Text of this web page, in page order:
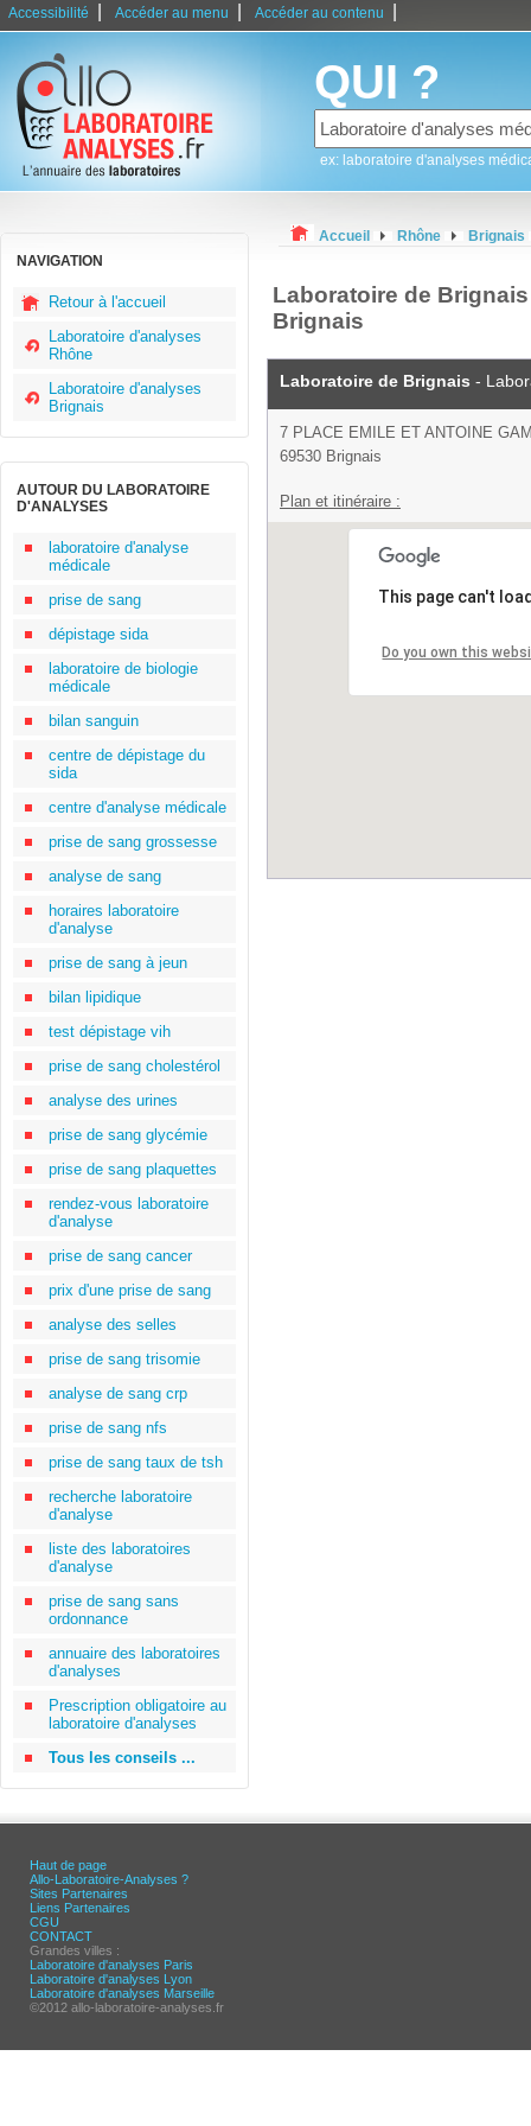
Accessibilité Accéder au menu Accéder au contenu
QUI ?
ex: laboratoire d'analyses
NAVIGATION
Retour à l'accueil
Laboratoire d'analyses
Rhône
Laboratoire d'analyses
Brignais
AUTOUR DU LABORATOIRE
D'ANALYSES
laboratoire d'analyse
médicale
prise de sang
dépistage sida
laboratoire de biologie
médicale
bilan sanguin
centre de dépistage du
sida
centre d'analyse médicale
prise de sang grossesse
analyse de sang
horaires laboratoire
d'analyse
prise de sang à jeun
bilan lipidique
test dépistage vih
prise de sang cholestérol
analyse des urines
prise de sang glycémie
prise de sang plaquettes
rendez-vous laboratoire
d'analyse
prise de sang cancer
prix d'une prise de sang
analyse des selles
prise de sang trisomie
analyse de sang crp
prise de sang nfs
prise de sang taux de tsh
recherche laboratoire
d'analyse
liste des laboratoires
d'analyse
prise de sang sans
ordonnance
annuaire des laboratoires
d'analyses
Prescription obligatoire au
laboratoire d'analyses
Tous les conseils ...
Accueil Rhône Brignais
Laboratoire de
Brignais
Laboratoire de Brignais -
7 PLACE EMILE ET ANTOINE
69530 Brignais
Plan et itinéraire :
This page can't
Do you own this
Haut de page
Allo-Laboratoire-Analyses ?
Sites Partenaires
Liens Partenaires
CGU
CONTACT
Grandes villes :
Laboratoire d'analyses Paris
Laboratoire d'analyses Lyon
Laboratoire d'analyses Marseille
©2012 allo-laboratoire-analyses.fr